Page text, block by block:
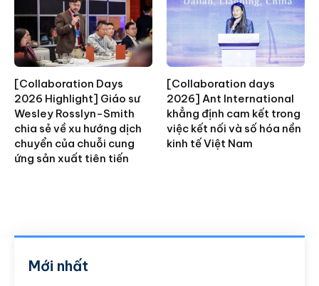
[Collaboration Days
2026 Highlight] Giáo sư
Wesley Rosslyn-Smith
chia sẻ về xu hướng dịch
chuyển của chuỗi cung
ứng sản xuất tiên tiến
[Collaboration days
2026] Ant International
khẳng định cam kết trong
việc kết nối và số hóa nền
kinh tế Việt Nam
Mới nhất